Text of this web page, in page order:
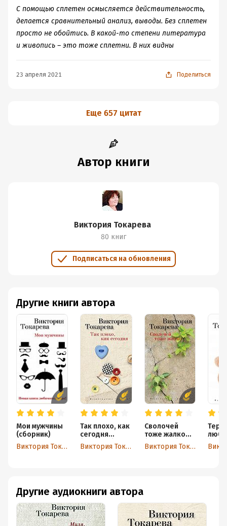
С помощью сплетен осмысляется действительность,
делается сравнительный анализ, выводы. Без сплетен
просто не обойтись. В какой-то степени литература
и живопись – это тоже сплетни. В них видны
23 апреля 2021 Поделиться
Еще 657 цитат
Автор книги
Виктория Токарева
80 книг
Подписаться на обновления
Другие книги автора
Мои мужчины
(сборник)
Виктория Токарева
Так плохо, как
сегодня
(сборник)
Виктория Токарева
Сволочей
тоже жалко
(сборник)
Виктория Токарева
Другие аудиокниги автора